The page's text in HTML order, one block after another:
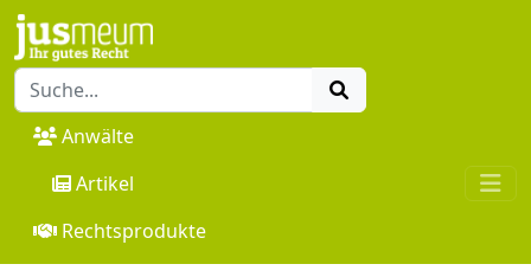
Anwälte
Artikel
Rechtsprodukte